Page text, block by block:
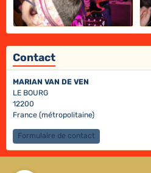
Contact
MARIAN VAN DE VEN
LE BOURG
12200
France (métropolitaine)
Formulaire de contact